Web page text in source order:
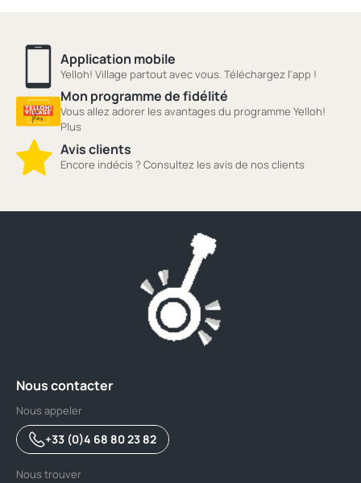
Application mobile
Yelloh! Village partout avec vous. Téléchargez l'app !
Mon programme de fidélité
Vous allez adorer les avantages du programme Yelloh!
Plus
Avis clients
Encore indécis ? Consultez les avis de nos clients
Nous contacter
Nous appeler
+33 (0)4 68 80 23 82
Nous trouver